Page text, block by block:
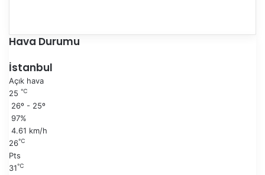
e
k
s
a
n
k
i
f
Hava Durumu
İstanbul
Açık hava
25 ℃
26º - 25º
97%
4.61 km/h
26℃
Pts
31℃